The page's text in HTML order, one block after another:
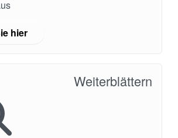
hier
Weiterblättern